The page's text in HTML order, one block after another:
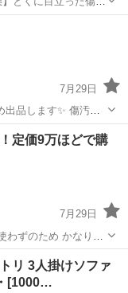
すが目立ちません。
状態はすごくいいの
7月29日
ます✨ 傷汚れ
定価9万ほどで購
7月29日
ずのため かなり美
リ 3人掛けソファ
[1000…